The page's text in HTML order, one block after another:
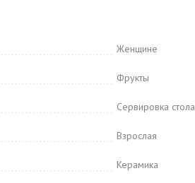
Женщине
Фрукты
Сервировка стола
Взрослая
Керамика